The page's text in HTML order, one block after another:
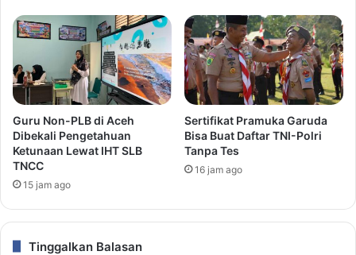
Guru Non-PLB di Aceh
Dibekali Pengetahuan
Ketunaan Lewat IHT SLB
TNCC
15 jam ago
Sertifikat Pramuka Garuda
Bisa Buat Daftar TNI-Polri
Tanpa Tes
16 jam ago
Tinggalkan Balasan